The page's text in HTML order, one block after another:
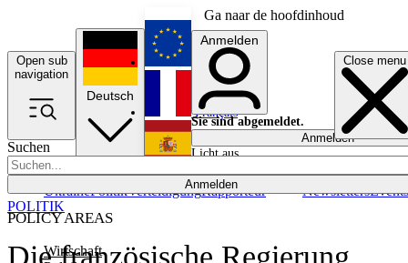
Ga naar de hoofdinhoud
Open sub
navigation
Close menu
Suchen
Anmelden
POLICY AREAS
Wirtschaft
UkrainePolitikVerteidigungRapporteur NewslettersEvents
Deutsch
English
Français
Anmelden
Sie sind abgemeldet.
Anmelden
Licht aus
POLITIK